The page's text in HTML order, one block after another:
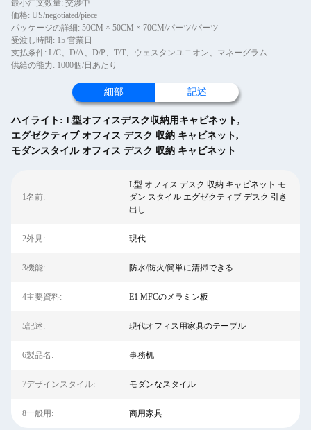
最小注文数量: 交渉中
価格: US/negotiated/piece
パッケージの詳細: 50CM × 50CM × 70CM/パーツ/パーツ
受渡し時間: 15 営業日
支払条件: L/C、D/A、D/P、T/T、ウェスタンユニオン、マネーグラム
供給の能力: 1000個/日あたり
細部 記述
ハイライト: L型オフィスデスク収納用キャビネット,
エグゼクティブ オフィス デスク 収納 キャビネット,
モダンスタイル オフィス デスク 収納 キャビネット
1名前:
L型 オフィス デスク 収納 キャビネット モ
ダン スタイル エグゼクティブ デスク 引き
出し
2外見: 現代
3機能: 防水/防火/簡単に清掃できる
4主要資料: E1 MFCのメラミン板
5記述: 現代オフィス用家具のテーブル
6製品名: 事務机
7デザインスタイル: モダンなスタイル
8一般用: 商用家具